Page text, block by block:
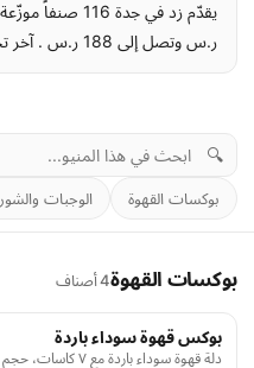
ر.س وتصل إلى 188 ر.س . آخر تحديث للمنيو: قبل 3 أشهر.
🔍
بوكسات القهوة الوجبات
بوكسات القهوة4 أصناف
بوكس قهوة سوداء باردة
دلة قهوة سوداء باردة مع ٧ كاسات، حجم الكاسة ٧ أونصة